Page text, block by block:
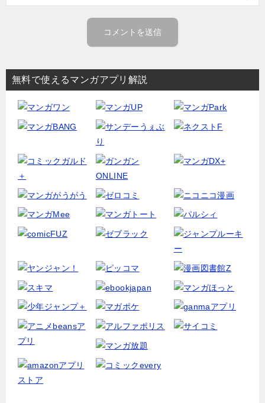
無料で使えるマンガアプリ解説